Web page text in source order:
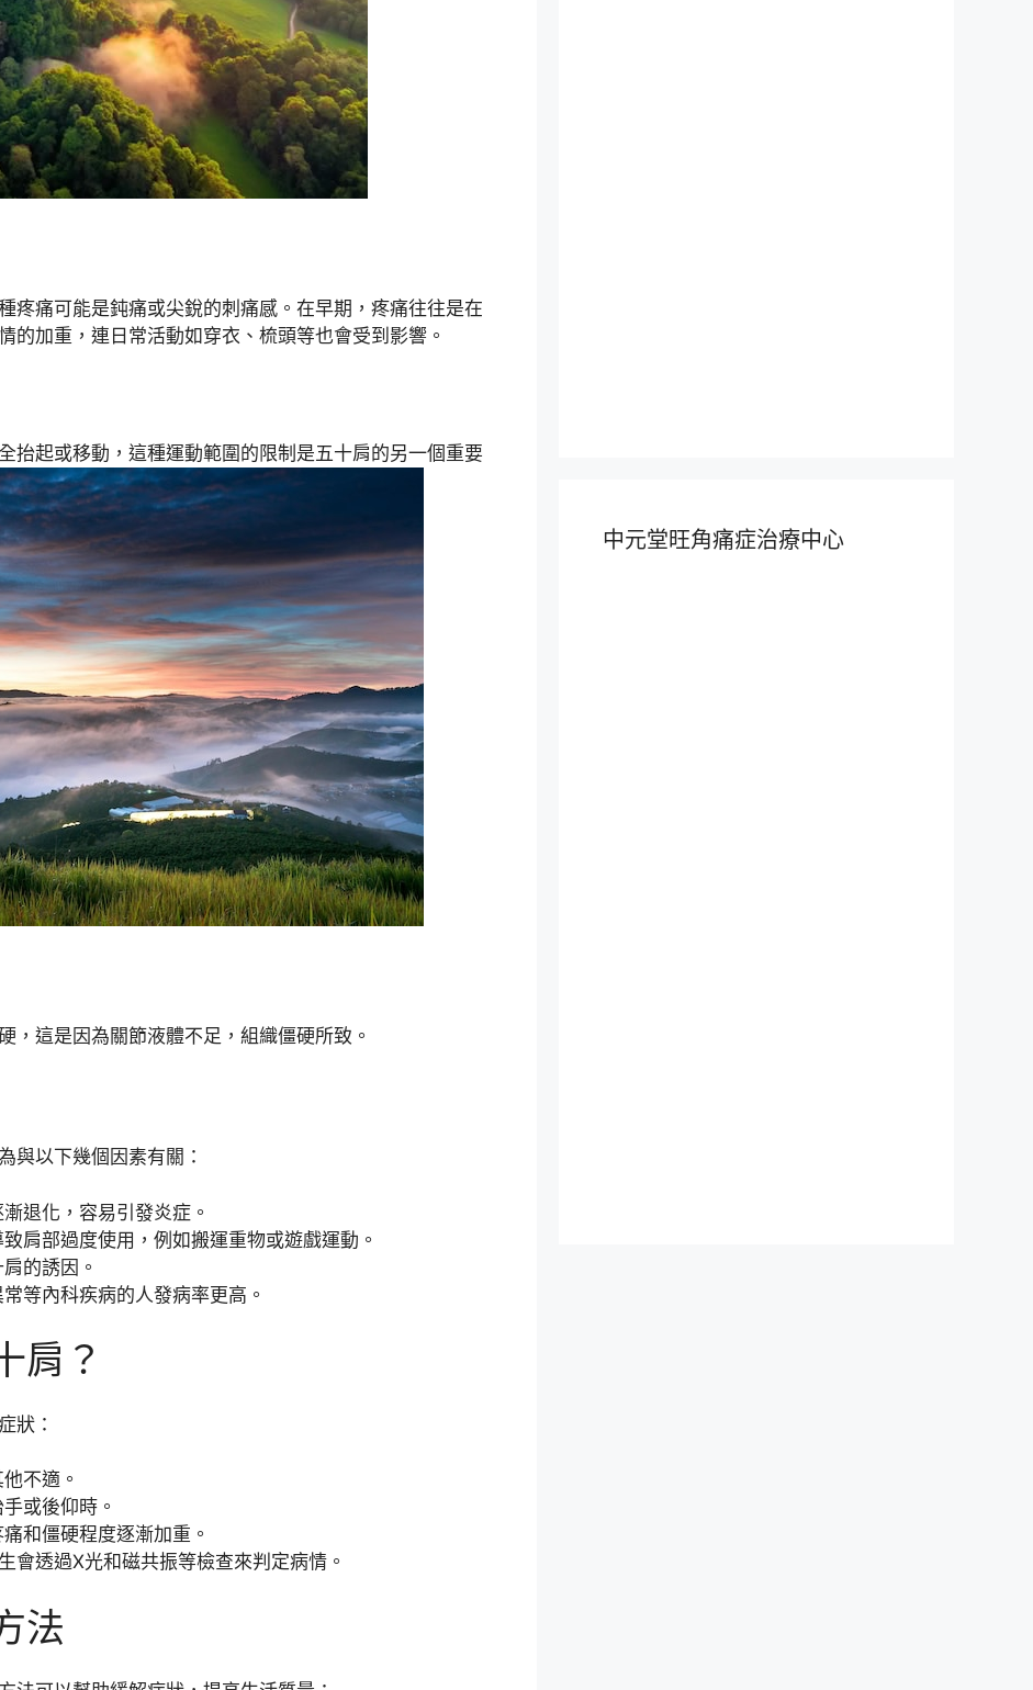
疼痛可能是鈍痛或尖銳的刺痛感。在早期，疼痛往往是在
的加重，連日常活動如穿衣、梳頭等也會受到影響。
抬起或移動，這種運動範圍的限制是五十肩的另一個重要
，這是因為關節液體不足，組織僵硬所致。
與以下幾個因素有關：
退化，容易引發炎症。
肩部過度使用，例如搬運重物或遊戲運動。
的誘因。
等內科疾病的人發病率更高。
肩？
狀：
不適。
或後仰時。
和僵硬程度逐漸加重。
會透過X光和磁共振等檢查來判定病情。
法
中元堂旺角痛症治療中心